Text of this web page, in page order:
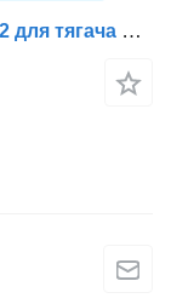
Радиатор кондиционера 81619206032 для тягача MAN TGA